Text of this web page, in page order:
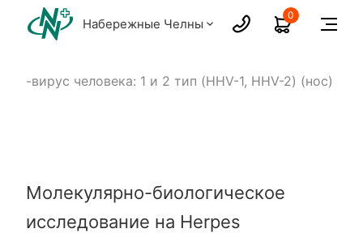
Набережные Челны
0
вирус человека: 1 и 2 тип (HHV-1, HHV-2) (нос)
Молекулярно-биологическое
исследование на Herpes